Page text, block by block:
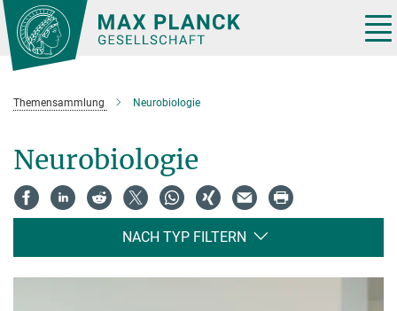
Hauptinhalt
Themensammlung Neurobiologie
Neurobiologie
NACH TYP FILTERN